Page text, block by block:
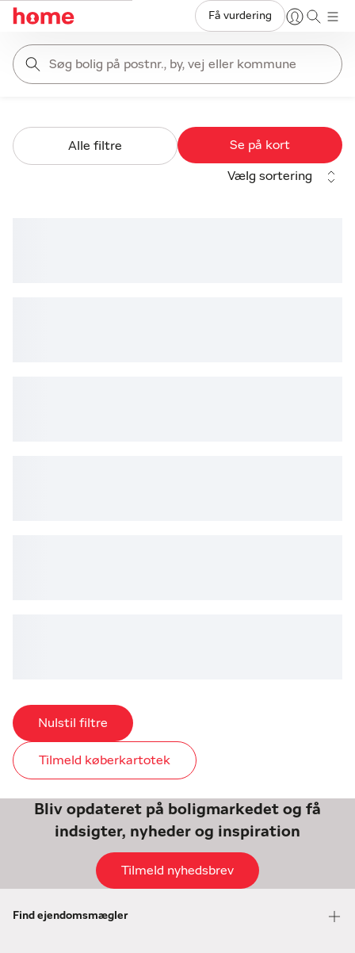
Få vurdering
Søg bolig på postnr., by, vej eller kommune
Alle filtre Se på kort
Vælg sortering
Nulstil filtre
Tilmeld køberkartotek
Bliv opdateret på boligmarkedet og få
indsigter, nyheder og inspiration
Tilmeld nyhedsbrev
Find ejendomsmægler